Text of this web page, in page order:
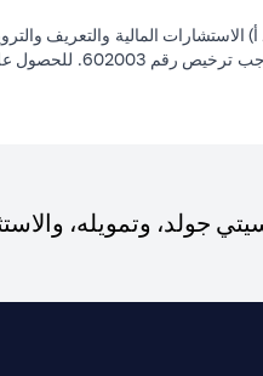
وسيط تداول في الأسواق الدولية بموجب
وتمويله،